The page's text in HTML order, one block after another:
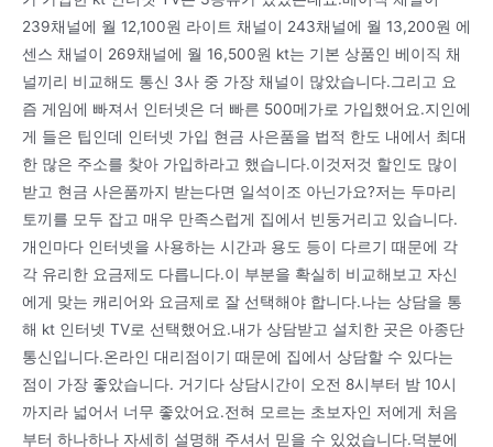
239채널에 월 12,100원 라이트 채널이 243채널에 월 13,200원 에
센스 채널이 269채널에 월 16,500원 kt는 기본 상품인 베이직 채
널끼리 비교해도 통신 3사 중 가장 채널이 많았습니다.그리고 요
즘 게임에 빠져서 인터넷은 더 빠른 500메가로 가입했어요.지인에
게 들은 팁인데 인터넷 가입 현금 사은품을 법적 한도 내에서 최대
한 많은 주소를 찾아 가입하라고 했습니다.이것저것 할인도 많이
받고 현금 사은품까지 받는다면 일석이조 아닌가요?저는 두마리
토끼를 모두 잡고 매우 만족스럽게 집에서 빈둥거리고 있습니다.
개인마다 인터넷을 사용하는 시간과 용도 등이 다르기 때문에 각
각 유리한 요금제도 다릅니다.이 부분을 확실히 비교해보고 자신
에게 맞는 캐리어와 요금제로 잘 선택해야 합니다.나는 상담을 통
해 kt 인터넷 TV로 선택했어요.내가 상담받고 설치한 곳은 아종단
통신입니다.온라인 대리점이기 때문에 집에서 상담할 수 있다는
점이 가장 좋았습니다. 거기다 상담시간이 오전 8시부터 밤 10시
까지라 넓어서 너무 좋았어요.전혀 모르는 초보자인 저에게 처음
부터 하나하나 자세히 설명해 주셔서 믿을 수 있었습니다.덕분에